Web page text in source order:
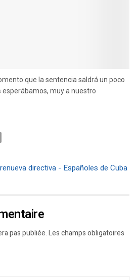
que la sentencia saldrá un poco
muy a nuestro
directiva - Españoles de Cuba
pas publiée.Les champs obligatoires